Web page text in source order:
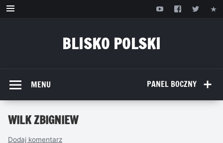
Przejdź
BLISKO POLSKI
PANEL BOCZNY
MENU
WILK ZBIGNIEW
Dodaj komentarz